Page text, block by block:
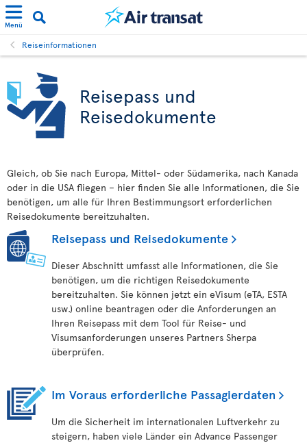
Menü
Reiseinformationen
Reisepass und
Reisedokumente
Gleich, ob Sie nach Europa, Mittel- oder Südamerika, nach Kanada
oder in die USA fliegen – hier finden Sie alle Informationen, die Sie
benötigen, um alle für Ihren Bestimmungsort erforderlichen
Reisedokumente bereitzuhalten.
Reisepass und Reisedokumente
Dieser Abschnitt umfasst alle Informationen, die Sie
benötigen, um die richtigen Reisedokumente
bereitzuhalten. Sie können jetzt ein eVisum (eTA, ESTA
usw.) online beantragen oder die Anforderungen an
Ihren Reisepass mit dem Tool für Reise- und
Visumsanforderungen unseres Partners Sherpa
überprüfen.
Im Voraus erforderliche Passagierdaten
Um die Sicherheit im internationalen Luftverkehr zu
steigern, haben viele Länder ein Advance Passenger